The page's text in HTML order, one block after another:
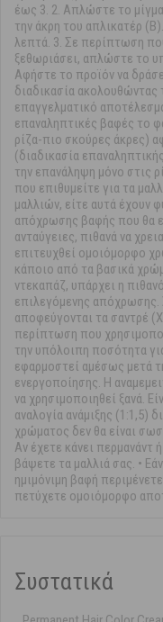
έως 3. 2. Απλώστε το
την άκρη του απλικατέρ
λεπτά. 3. Σε περίπτωση
ξεθωριάσει, απλώστε το
Αφήστε το προϊόν να
διαδικασία ακολουθώντας
επαγγελματικό
επαναληπτικές βαφές το
ρίζα-πιο σκούρες άκρες)
(διαδικασία
την επανάληψη μόνο στις
που επιθυμείτε για τα
μαλλιών, είτε αυτά έχουν
απόχρωσης βαφής που θα
ανταύγειες, πιθανά να
επιτευχθεί ομοιόμορφο
κάποιο από τα βασικά
ντεκαπάζ, υπάρχει η
επιλεγόμενης
αποφεύγονται τα σαντρέ
περίπτωση που
την υπόλοιπη ποσότητα
εφαρμοστεί αμέσως μετά
ενεργοποίησης. Η
να χρησιμοποιηθεί ξανά.
αναλογία ανάμιξης (1:1,5)
χρώματος δεν θα είναι
Αν έχετε κάνει περμανάντ
βάψετε τα μαλλιά σας. •
ημιμόνιμη βαφή
πετύχετε ομοιόμορφο
Συστατικά